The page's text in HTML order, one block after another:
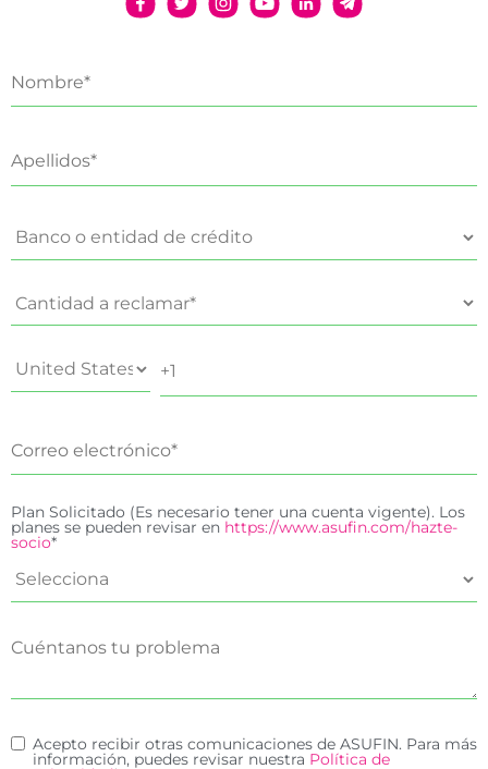
Plan Solicitado (Es necesario tener una cuenta vigente). Los
planes se pueden revisar en https://www.asufin.com/hazte-
socio*
Acepto recibir otras comunicaciones de ASUFIN. Para más
información, puedes revisar nuestra Política de